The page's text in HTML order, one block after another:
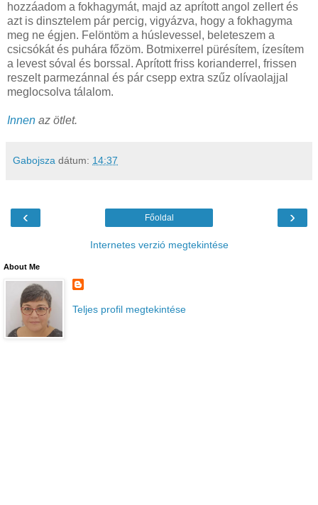
hozzáadom a fokhagymát, majd az aprított angol zellert és
azt is dinsztelem pár percig, vigyázva, hogy a fokhagyma
meg ne égjen. Felöntöm a húslevessel, beleteszem a
csicsókát és puhára főzöm. Botmixerrel pürésítem, ízesítem
a levest sóval és borssal. Aprított friss korianderrel, frissen
reszelt parmezánnal és pár csepp extra szűz olívaolajjal
meglocsolva tálalom.
Innen az ötlet.
Gabojsza dátum: 14:37
‹ ›
Főoldal
Internetes verzió megtekintése
About Me
Teljes profil megtekintése